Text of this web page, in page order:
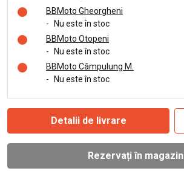
BBMoto Gheorgheni
-
Nu este în stoc
BBMoto Otopeni
-
Nu este în stoc
BBMoto Câmpulung M.
-
Nu este în stoc
Detalii de livrare
Rezervați în magazin